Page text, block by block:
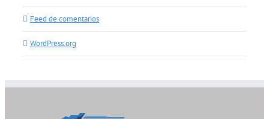
Feed de comentarios
WordPress.org